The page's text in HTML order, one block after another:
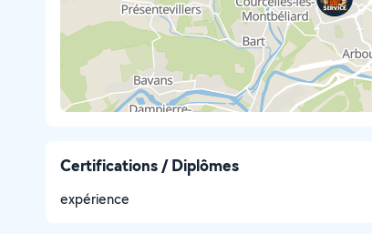
Certifications / Diplômes
expérience